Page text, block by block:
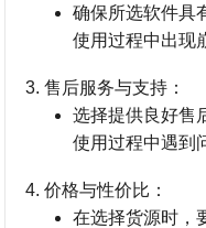
确保所选软件具
使用过程中出现
售后服务与支持 ：
选择提供良好售
使用过程中遇到
价格与性价比 ：
在选择货源时，